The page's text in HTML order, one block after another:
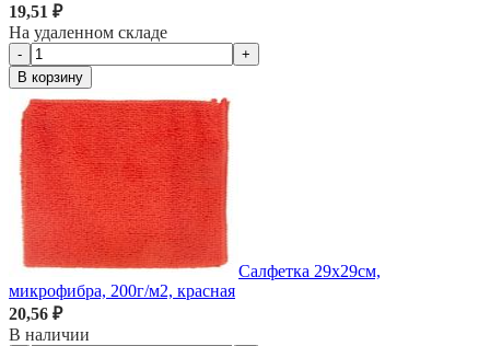
19,51 ₽
На удаленном складе
-
+
В корзину
Салфетка 29х29см,
микрофибра, 200г/м2, красная
20,56 ₽
В наличии